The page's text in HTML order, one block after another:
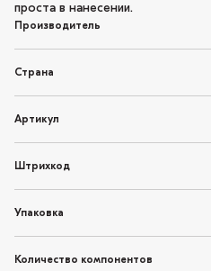
проста в нанесении.
Производитель
Страна
Артикул
Штрихкод
Упаковка
Количество компонентов